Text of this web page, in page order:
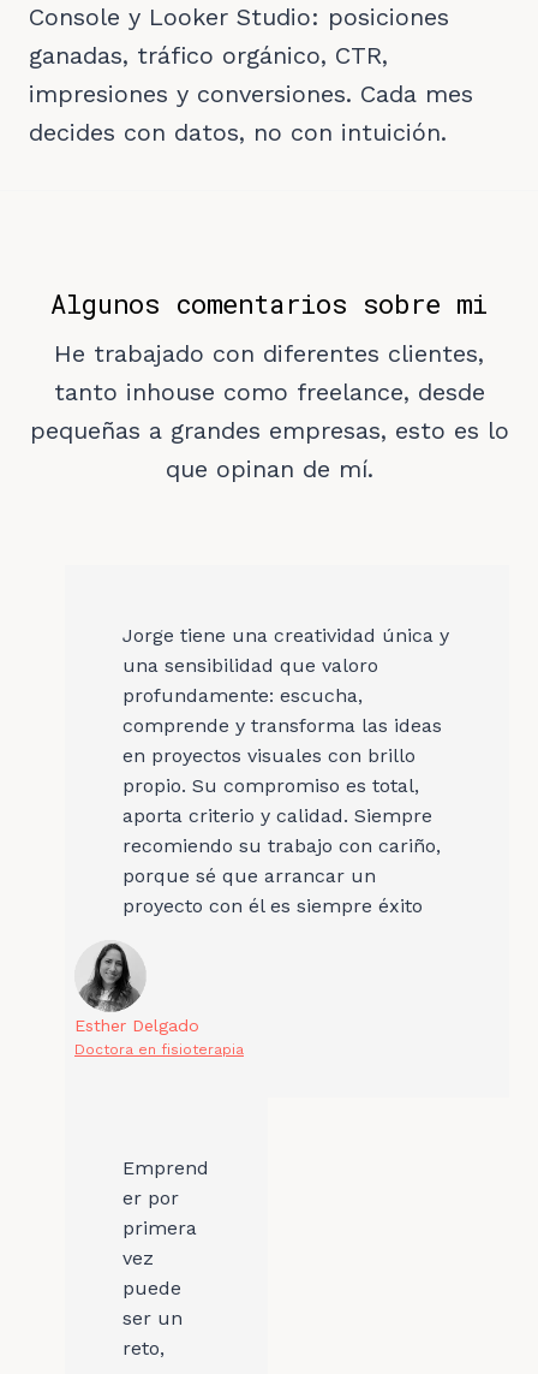
Console y Looker Studio: posiciones
ganadas, tráfico orgánico, CTR,
impresiones y conversiones. Cada mes
decides con datos, no con intuición.
Algunos comentarios sobre mi
He trabajado con diferentes clientes,
tanto inhouse como freelance, desde
pequeñas a grandes empresas, esto es lo
que opinan de mí.
Jorge tiene una creatividad única y
una sensibilidad que valoro
profundamente: escucha,
comprende y transforma las ideas
en proyectos visuales con brillo
propio. Su compromiso es total,
aporta criterio y calidad. Siempre
recomiendo su trabajo con cariño,
porque sé que arrancar un
proyecto con él es siempre éxito
Esther Delgado
Doctora en fisioterapia
Emprend
er por
primera
vez
puede
ser un
reto,